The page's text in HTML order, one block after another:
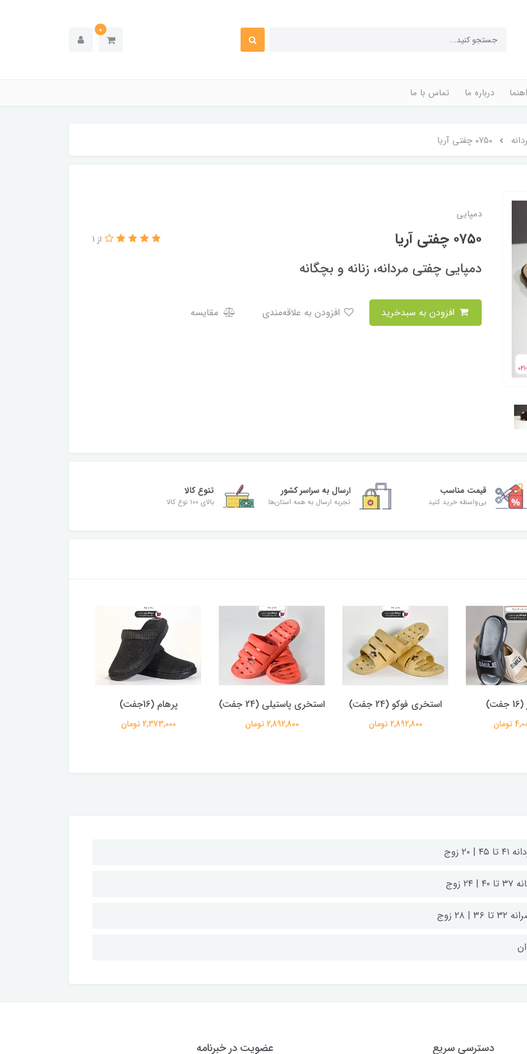
0
درباره ما تماس با ما
۰۷۵۰ چفتی آریا
دمپایی
۰۷۵۰ چفتی آریا از 1
دمپایی چفتی مردانه، زنانه و بچگانه
مقایسه
قیمت مناسب
بی‌واسطه خرید کنید
ارسال به سراسر کشور
تجربه ارسال به همه استان‌ها
تنوع کالا
بالای ۱۰۰ نوع کالا
استخری فوکو (24 جفت)
2,892,800 تومان
استخری پاستیلی (24 جفت)
2,892,800 تومان
پرهام (16جفت)
2,373,000 تومان
۴۵ | ۲۰ زوج
| ۲۴ زوج
تا ۳۶ | ۲۸ زوج
دسترسی سریع عضویت در خبرنامه